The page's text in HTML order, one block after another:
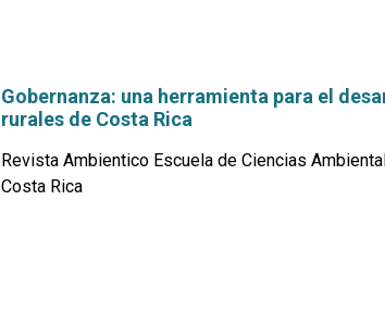
Gobernanza: una herramienta para el
rurales de Costa Rica
Revista Ambientico Escuela de Ciencias
Costa Rica